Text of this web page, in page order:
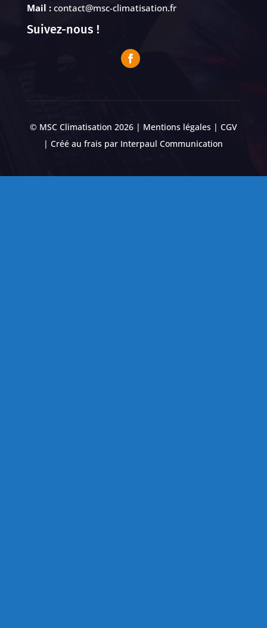
Mail :contact@msc-climatisation.fr
Suivez-nous !
© MSC Climatisation 2026 | Mentions légales| CGV
| Créé au frais par Interpaul Communication